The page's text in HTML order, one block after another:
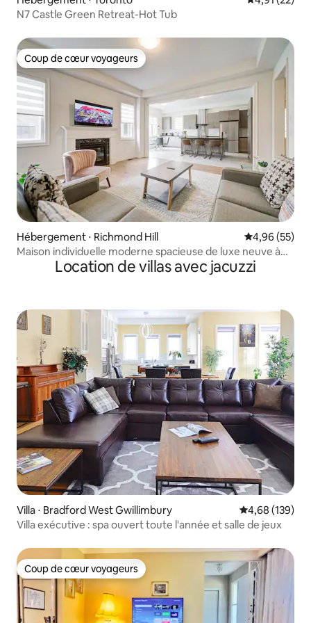
N7 Castle Green Retreat-Hot Tub
Coup de cœur voyageurs
Coup de cœur voyageurs
Hébergement ⋅ Richmond Hill Évaluation
4,96 (55)
Maison individuelle moderne spacieuse de luxe neuve à
Location de villas avec jacuzzi
Villa ⋅ Bradford West Gwillimbury Évaluation
4,68 (139)
Villa exécutive : spa ouvert toute l'année et salle de jeux
Coup de cœur voyageurs
Coup de cœur voyageurs